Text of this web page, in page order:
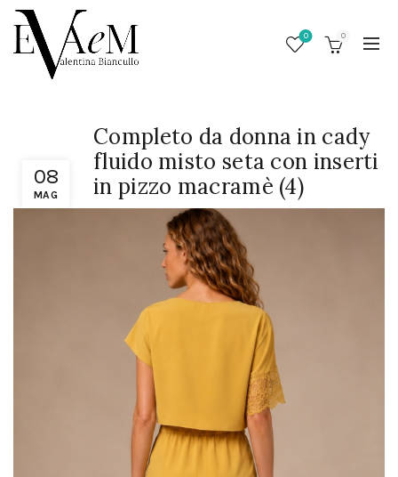
0 0
08
MAG
Completo da donna in cady
fluido misto seta con inserti
in pizzo macramè (4)